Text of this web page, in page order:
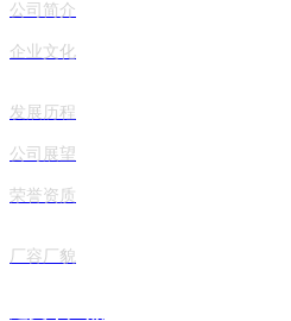
公司简介
企业文化
发展历程
公司展望
荣誉资质
厂容厂貌